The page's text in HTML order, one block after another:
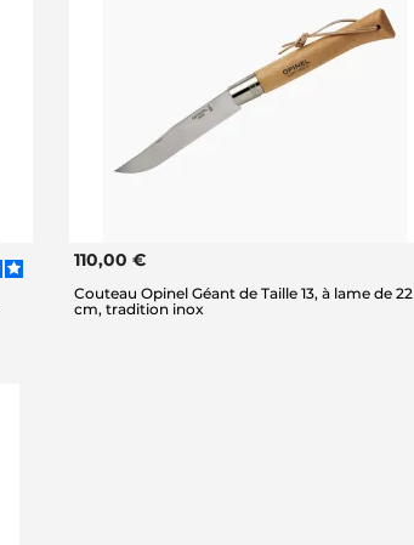
110,00 €
Couteau Opinel Géant de Taille 13, à lame de 22
cm, tradition inox